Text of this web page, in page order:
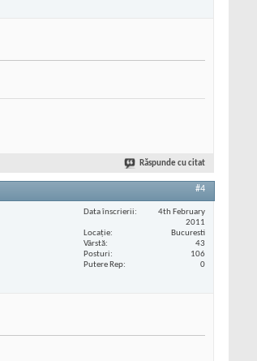
Răspunde cu citat
#4
Data înscrierii
4th February
2011
Locaţie
Bucuresti
Vârstă
43
Posturi
106
Putere Rep
0